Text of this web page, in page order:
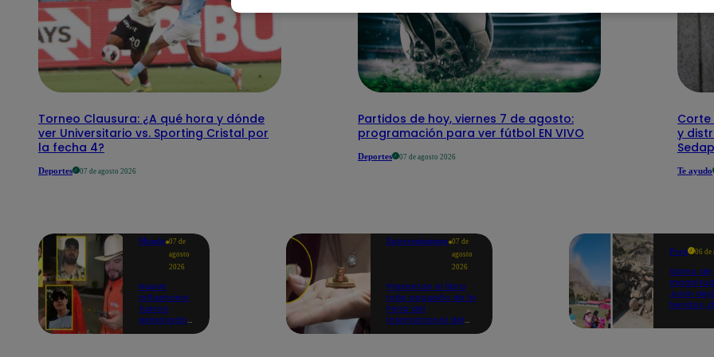
Torneo Clausura: ¿A qué hora y dónde
ver Universitario vs. Sporting Cristal por
la fecha 4?
Deportes 07 de agosto 2026
Partidos de hoy, viernes 7 de agosto:
programación para ver fútbol EN VIVO
Deportes 07 de agosto 2026
Corte
y
Te ayudo
Mundo 07 de
agosto
2026
Nueve
influencers
fueron
asesinados
Entretenimiento 07 de
agosto
2026
Presentan el libro
más pequeño de la
Feria del
Internacional del
Perú 06 de
Sismo de
Junín
heridos,
propició